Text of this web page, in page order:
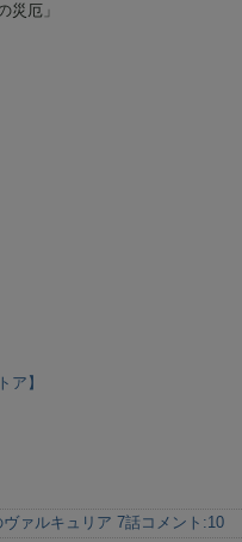
災厄」
ア】
ァルキュリア 7話 コメント:10